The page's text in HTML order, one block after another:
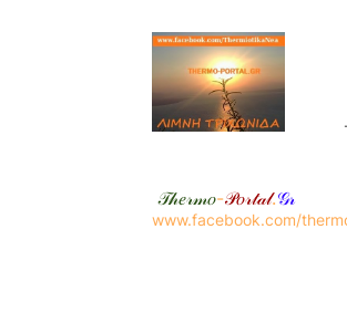
--
𝒯𝒽𝑒𝓇𝓂𝑜-𝒫𝑜𝓇𝓉𝒶𝓁.𝒢𝓇
www.facebook.com/